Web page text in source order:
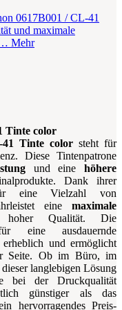
0617B001 / CL-41
und maximale
Mehr
Tinte color
41 Tinte color steht für
Diese Tintenpatrone
und einehöhere
Dank ihrer
eine Vielzahl von
eine maximale
Qualität. Die
eine ausdauernde
und ermöglicht
Seite. Ob im Büro, im
langlebigen Lösung
bei der Druckqualität
günstiger als das
hervorragendes Preis-